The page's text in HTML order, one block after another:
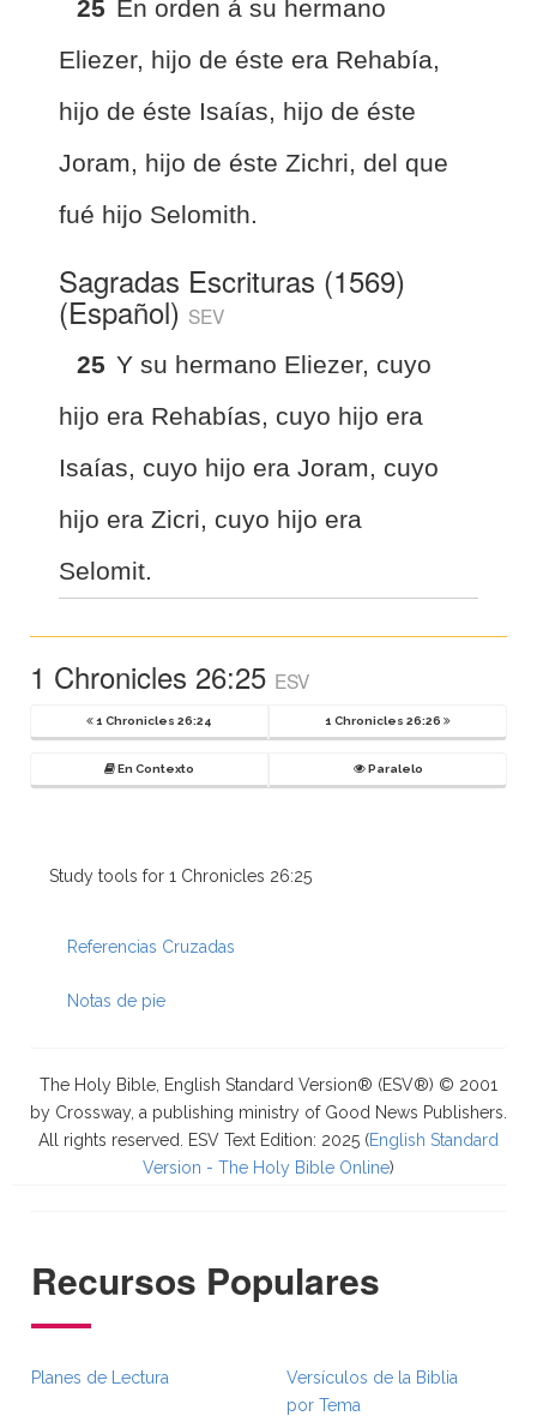
25 En orden á su hermano
Eliezer, hijo de éste era Rehabía,
hijo de éste Isaías, hijo de éste
Joram, hijo de éste Zichri, del que
fué hijo Selomith.
Sagradas Escrituras (1569)
(Español) SEV
25 Y su hermano Eliezer, cuyo
hijo era Rehabías, cuyo hijo era
Isaías, cuyo hijo era Joram, cuyo
hijo era Zicri, cuyo hijo era
Selomit.
1 Chronicles 26:25 ESV
1 Chronicles 26:24 1 Chronicles 26:26
En Contexto Paralelo
Study tools for 1 Chronicles 26:25
Referencias Cruzadas
Notas de pie
The Holy Bible, English Standard Version® (ESV®) © 2001
by Crossway, a publishing ministry of Good News Publishers.
All rights reserved. ESV Text Edition: 2025 (English Standard
Version - The Holy Bible Online)
Recursos Populares
Planes de Lectura
Versículos de la Biblia
por Tema